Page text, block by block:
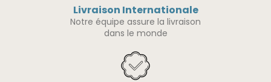
Livraison Internationale
Notre équipe assure la livraison
dans le monde